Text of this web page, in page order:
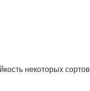
некоторых сортов